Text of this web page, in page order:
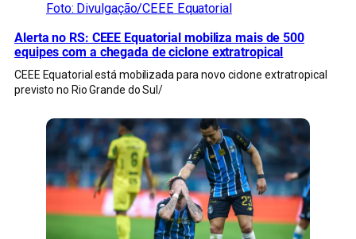
Foto: Divulgação/CEEE Equatorial
Alerta no RS: CEEE Equatorial mobiliza mais de 500
equipes com a chegada de ciclone extratropical
CEEE Equatorial está mobilizada para novo ciclone extratropical
previsto no Rio Grande do Sul/